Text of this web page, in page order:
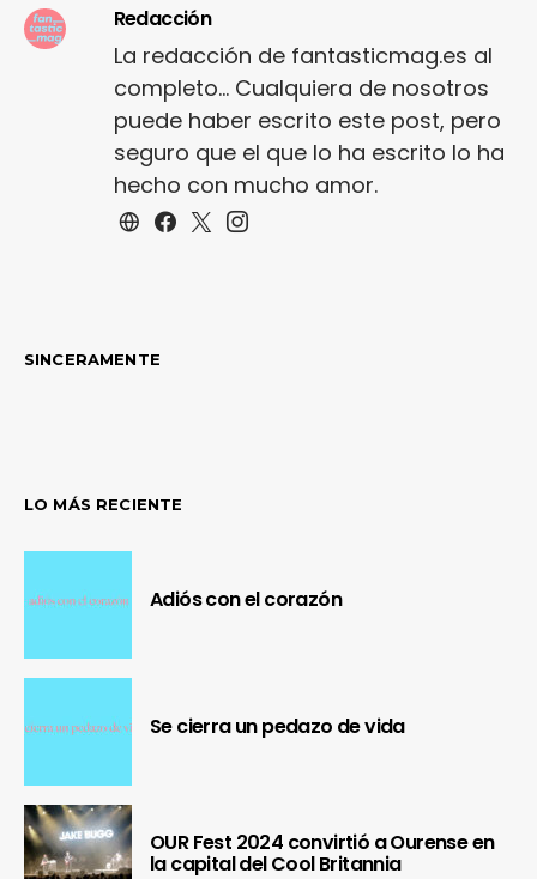
Redacción
La redacción de fantasticmag.es al
completo... Cualquiera de nosotros
puede haber escrito este post, pero
seguro que el que lo ha escrito lo ha
hecho con mucho amor.
SINCERAMENTE
LO MÁS RECIENTE
Adiós con el corazón
Se cierra un pedazo de vida
OUR Fest 2024 convirtió a Ourense en
la capital del Cool Britannia